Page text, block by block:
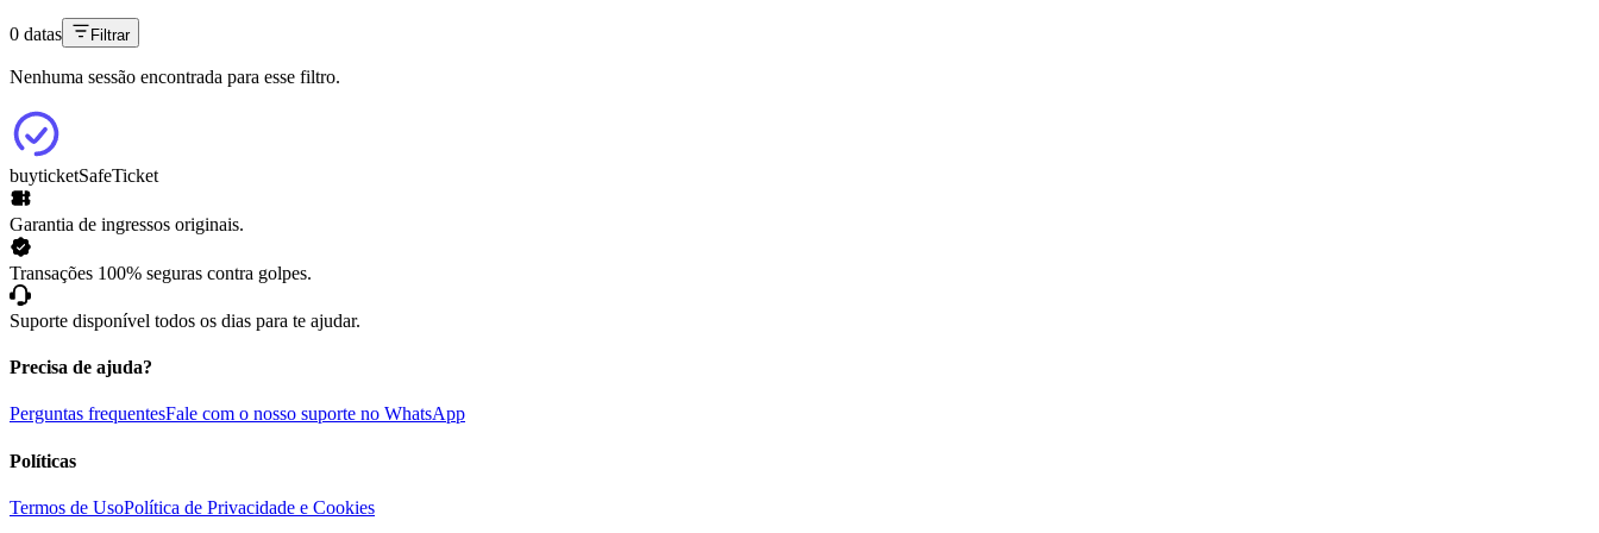
0 datas Filtrar
Nenhuma sessão encontrada para esse filtro.
buyticketSafeTicket
Garantia de ingressos originais.
Transações 100% seguras contra golpes.
Suporte disponível todos os dias para te ajudar.
Precisa de ajuda?
Perguntas frequentesFale com o nosso suporte no WhatsApp
Políticas
Termos de UsoPolítica de Privacidade e Cookies